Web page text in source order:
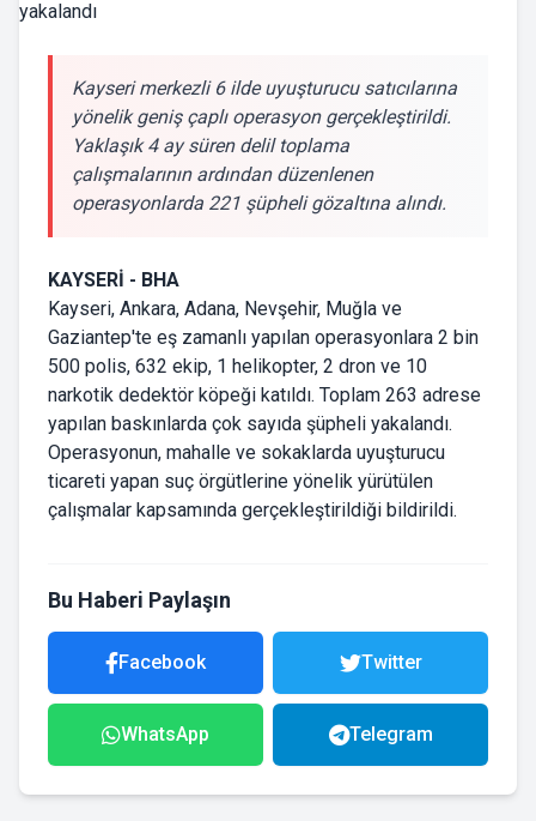
Kayseri merkezli 6 ilde uyuşturucu satıcılarına
yönelik geniş çaplı operasyon gerçekleştirildi.
Yaklaşık 4 ay süren delil toplama
çalışmalarının ardından düzenlenen
operasyonlarda 221 şüpheli gözaltına alındı.
KAYSERİ - BHA
Kayseri, Ankara, Adana, Nevşehir, Muğla ve
Gaziantep'te eş zamanlı yapılan operasyonlara 2 bin
500 polis, 632 ekip, 1 helikopter, 2 dron ve 10
narkotik dedektör köpeği katıldı. Toplam 263 adrese
yapılan baskınlarda çok sayıda şüpheli yakalandı.
Operasyonun, mahalle ve sokaklarda uyuşturucu
ticareti yapan suç örgütlerine yönelik yürütülen
çalışmalar kapsamında gerçekleştirildiği bildirildi.
Bu Haberi Paylaşın
Facebook Twitter
WhatsApp Telegram